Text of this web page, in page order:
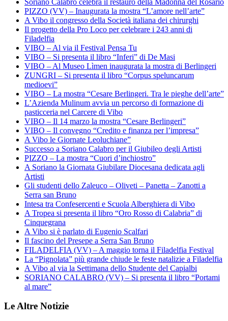
PIZZO (VV) – Inaugurata la mostra “L’amore nell’arte”
A Vibo il congresso della Società italiana dei chirurghi
Il progetto della Pro Loco per celebrare i 243 anni di
Filadelfia
VIBO – Al via il Festival Pensa Tu
VIBO – Si presenta il libro “Inferi” di De Masi
VIBO – Al Museo Lìmen inaugurata la mostra di Berlingeri
ZUNGRI – Si presenta il libro “Corpus speluncarum
medioevi”
VIBO – La mostra “Cesare Berlingeri. Tra le pieghe dell’arte”
L’Azienda Mulinum avvia un percorso di formazione di
pasticceria nel Carcere di Vibo
VIBO – Il 14 marzo la mostra “Cesare Berlingeri”
VIBO – Il convegno “Credito e finanza per l’impresa”
A Vibo le Giornate Leoluchiane”
Successo a Soriano Calabro per il Giubileo degli Artisti
PIZZO – La mostra “Cuori d’inchiostro”
A Soriano la Giornata Giubilare Diocesana dedicata agli
Artisti
Gli studenti dello Zaleuco – Oliveti – Panetta – Zanotti a
Serra san Bruno
Intesa tra Confesercenti e Scuola Alberghiera di Vibo
A Tropea si presenta il libro “Oro Rosso di Calabria” di
Cinquegrana
A Vibo si è parlato di Eugenio Scalfari
Il fascino del Presepe a Serra San Bruno
FILADELFIA (VV) – A maggio torna il Filadelfia Festival
La “Pignolata” più grande chiude le feste natalizie a Filadelfia
A Vibo al via la Settimana dello Studente del Capialbi
SORIANO CALABRO (VV) – Si presenta il libro “Portami
al mare”
Le Altre Notizie